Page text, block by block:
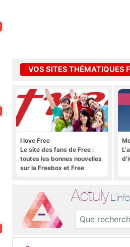
VOS SITES THÉMATIQUES
I love Free
Le site des fans de Free :
toutes les bonnes nouvelles
sur la Freebox et Free
Actuly